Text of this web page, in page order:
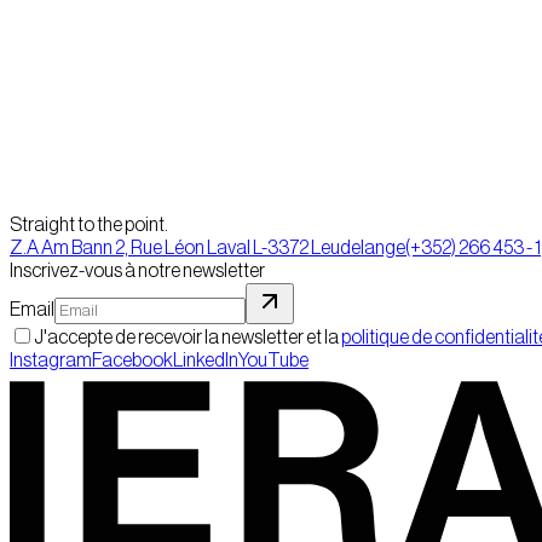
Straight to the point.
Z.A Am Bann 2, Rue Léon Laval L-3372 Leudelange(+352) 266 453 - 1
Inscrivez-vous à notre newsletter
Email
J'accepte de recevoir la newsletter et lapolitique de
InstagramFacebookLinkedInYouTube